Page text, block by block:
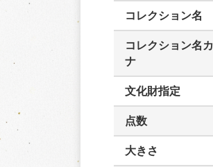
コレクション名
コレクション名カ
ナ
文化財指定
点数
大きさ